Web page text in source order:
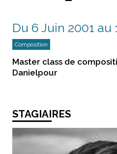
Du 6 Juin 2001 au
Composition
Master class de
Danielpour
STAGIAIRES